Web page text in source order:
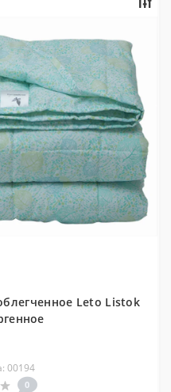
Leto Listok
00194
0